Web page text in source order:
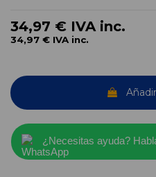
34,97 € IVA inc.
34,97 € IVA inc.
¿Necesitas ayuda?